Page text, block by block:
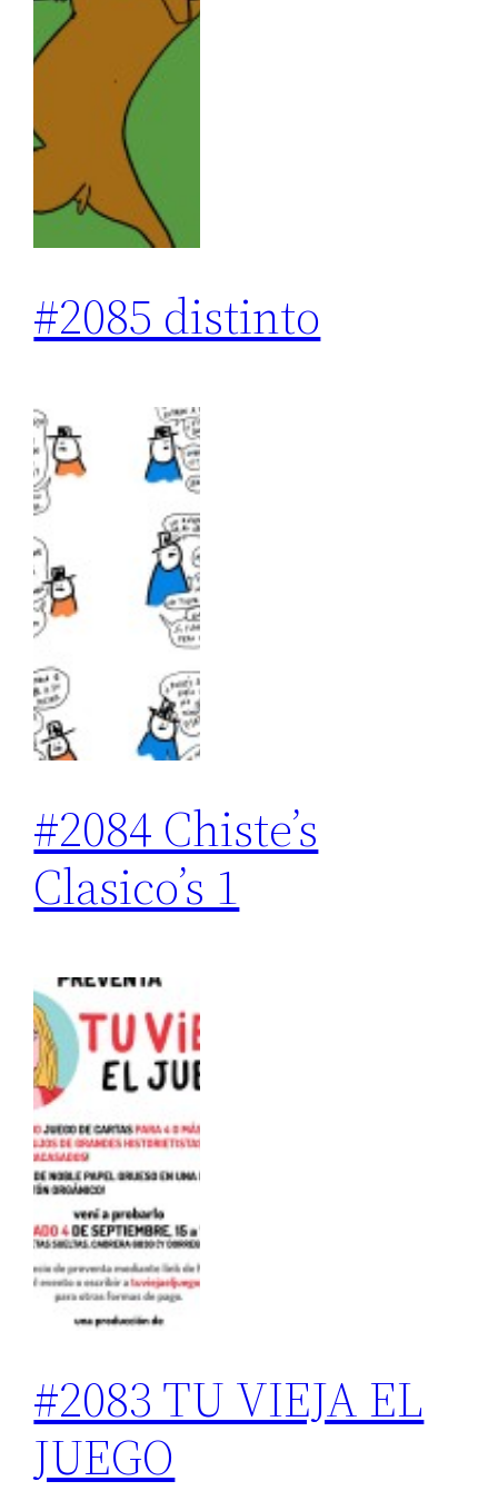
#2085 distinto
#2084 Chiste’s
Clasico’s 1
#2083 TU VIEJA EL
JUEGO